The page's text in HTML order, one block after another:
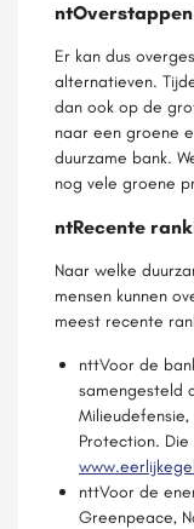
ntOverstappen
Er kan dus
alternatieven.
dan ook op de
naar een groene
duurzame bank.
nog vele groene
ntRecente
Naar welke
mensen kunnen
meest recente
nttVoor de
samengesteld
Milieudefensie,
Protection.
nttVoor de
Greenpeace,